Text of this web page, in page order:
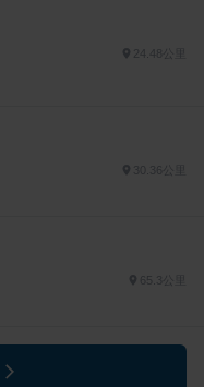
24.48公里
65.3公里